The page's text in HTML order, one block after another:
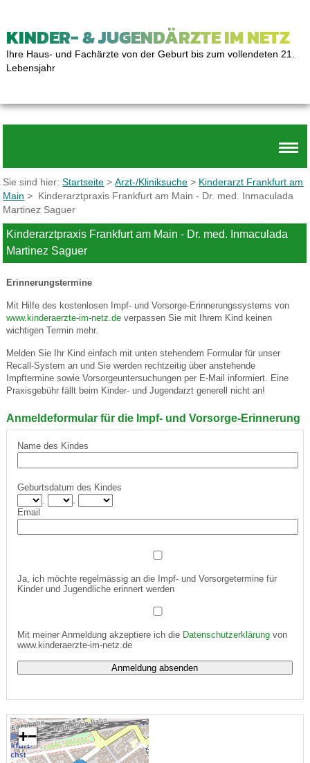
KINDER- & JUGENDÄRZTE IM NETZ
Ihre Haus- und Fachärzte von der Geburt bis zum vollendeten 21.
Lebensjahr
Sie sind hier:Startseite >Arzt-/Kliniksuche > Kinderarzt Frankfurt am
Main > Kinderarztpraxis Frankfurt am Main - Dr. med. Inmaculada
Martinez Saguer
Kinderarztpraxis Frankfurt am Main - Dr. med. Inmaculada
Martinez Saguer
Erinnerungstermine
Mit Hilfe des kostenlosen Impf- und Vorsorge-Erinnerungssystems von
www.kinderaerzte-im-netz.deverpassen Sie mit Ihrem Kind keinen
wichtigen Termin mehr.
Melden Sie Ihr Kind einfach mit unten stehendem Formular für unser
Recall-System an und Sie werden rechtzeitig über anstehende
Impftermine sowie Vorsorgeuntersuchungen per E-Mail informiert. Eine
Praxisgebühr fällt beim Kinder- und Jugendarzt generell nicht an!
Anmeldeformular für die Impf- und Vorsorge-Erinnerung
Name des Kindes
Geburtsdatum des Kindes
Email
Ja, ich möchte regelmässig an die Impf- und Vorsorgetermine für
Kinder und Jugendliche erinnert werden
Mit meiner Anmeldung akzeptiere ich die Datenschutzerklärungvon
www.kinderaerzte-im-netz.de
+−